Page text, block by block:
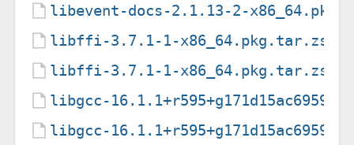
libevent-docs-2.1.13-2-
libffi-3.7.1-1-x86_64.pkg.tar.zst
libffi-3.7.1-1-
libgcc-16.1.1+r595+g171d15ac6959-
libgcc-16.1.1+r595+g171d15ac6959-